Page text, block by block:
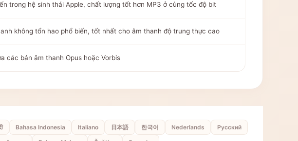
trong hệ sinh thái Apple, chất lượng tốt hơn MP3 ở cùng tốc độ bit
không tổn hao phổ biến, tốt nhất cho âm thanh độ trung thực cao
các bản âm thanh Opus hoặc Vorbis
Bahasa Indonesia Italiano 日本語 한국어 Nederlands Русский